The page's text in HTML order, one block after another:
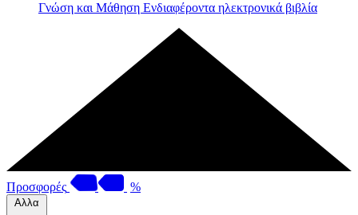
Γνώση και Μάθηση Ενδιαφέροντα ηλεκτρονικά βιβλία
Προσφορές %
Αλλα